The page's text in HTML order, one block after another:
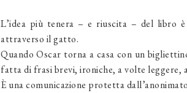
L’idea più tenera – e riuscita – del libro
attraverso il gatto.
Quando Oscar torna a casa con un
fatta di frasi brevi, ironiche, a volte leggere,
È una comunicazione protetta